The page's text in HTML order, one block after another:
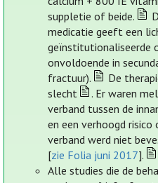
suppletie of beide.
medicatie geeft een
geïnstitutionaliseerde
onvoldoende in
fractuur).
De
slecht
. Er waren
verband tussen de
en een verhoogd
verband werd niet
[zie Folia juni 2017].
Alle studies die de